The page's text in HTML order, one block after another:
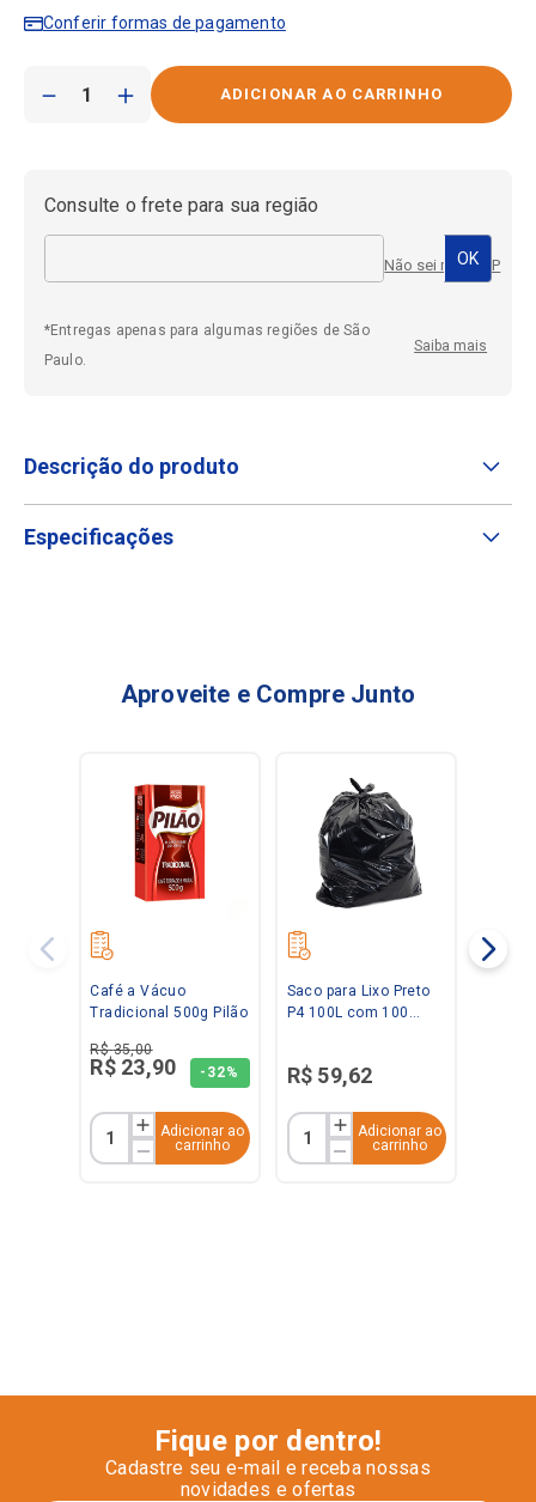
Conferir formas de pagamento
＋
－
Consulte o frete para sua região
Não sei meu CEP
*Entregas apenas para algumas regiões de São
Paulo.
Saiba mais
Descrição do produto
Especificações
Aproveite e Compre Junto
Café a Vácuo
Tradicional 500g Pilão
R$ 35,00
R$ 23,90 - 32%
Adicionar ao
carrinho
Saco para Lixo Preto
P4 100L com 100
R$ 59,62
Adicionar ao
carrinho
Fique por dentro!
Cadastre seu e-mail e receba nossas
novidades e ofertas